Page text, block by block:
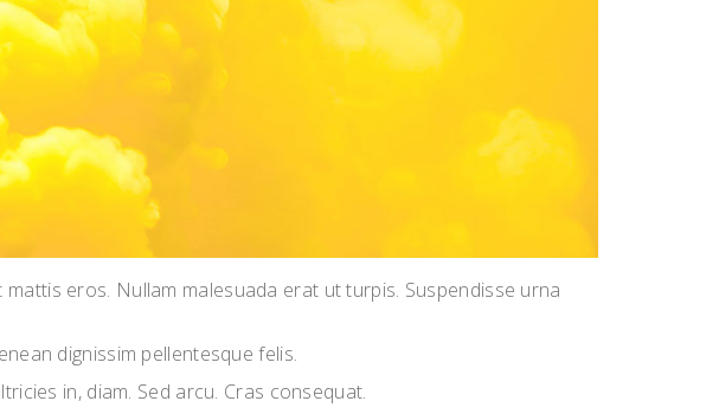
eros. Nullam malesuada erat ut turpis. Suspendisse urna
dignissim pellentesque felis.
in, diam. Sed arcu. Cras consequat.